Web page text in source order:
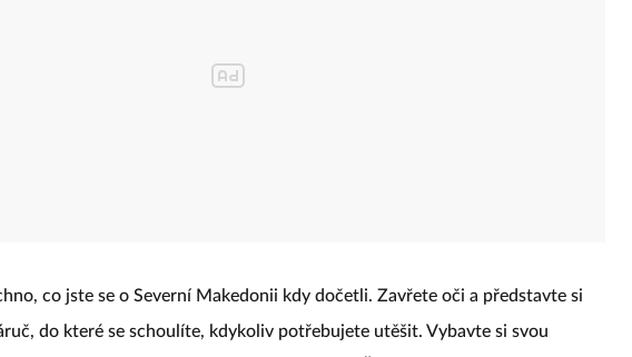
co jste se o Severní Makedonii kdy dočetli. Zavřete oči a představte si
do které se schoulíte, kdykoliv potřebujete utěšit. Vybavte si svou